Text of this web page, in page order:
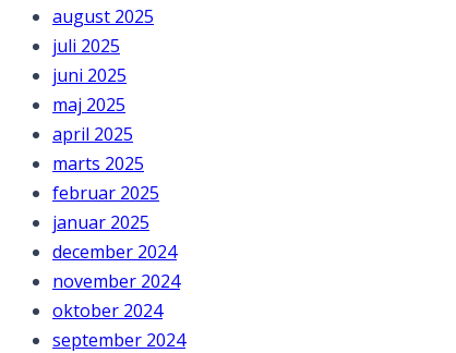
august 2025
juli 2025
juni 2025
maj 2025
april 2025
marts 2025
februar 2025
januar 2025
december 2024
november 2024
oktober 2024
september 2024